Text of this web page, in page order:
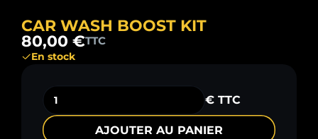
CAR WASH BOOST KIT
80,00 €TTC
En stock
€ TTC
AJOUTER AU PANIER